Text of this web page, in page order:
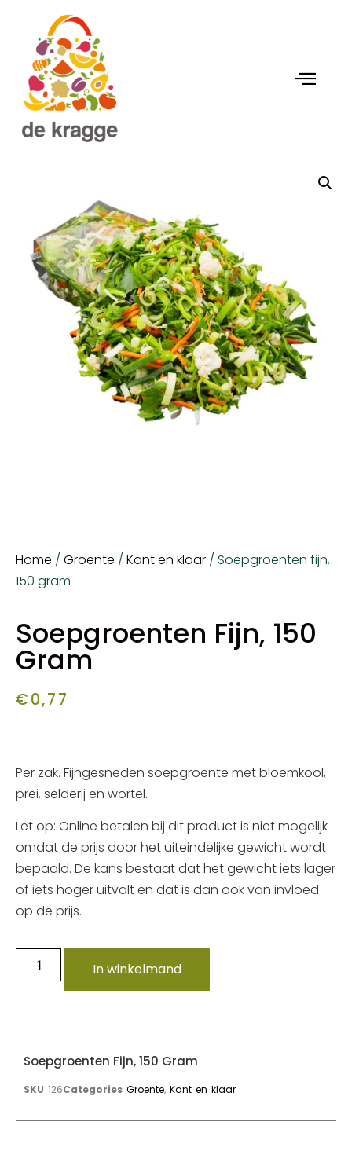
Home / Groente / Kant en klaar / Soepgroenten fijn,
150 gram
Soepgroenten Fijn, 150
Gram
€0,77
Per zak. Fijngesneden soepgroente met bloemkool,
prei, selderij en wortel.
Let op: Online betalen bij dit product is niet mogelijk
omdat de prijs door het uiteindelijke gewicht wordt
bepaald. De kans bestaat dat het gewicht iets lager
of iets hoger uitvalt en dat is dan ook van invloed
op de prijs.
In winkelmand
Soepgroenten Fijn, 150 Gram
SKU 126Categories Groente, Kant en klaar